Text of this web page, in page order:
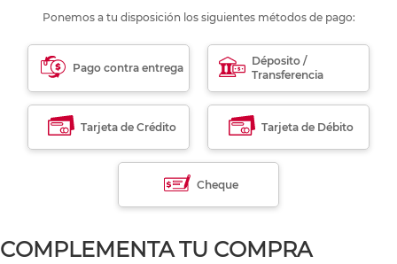
Ponemos a tu disposición los siguientes métodos de pago:
Pago contra entrega
Déposito /
Transferencia
Tarjeta de Crédito Tarjeta de Débito
Cheque
COMPLEMENTA TU COMPRA